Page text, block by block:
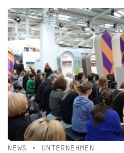
NEWS • UNTERNEHMEN